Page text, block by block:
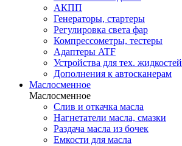
АКПП
Генераторы, стартеры
Регулировка света фар
Компрессометры, тестеры
Адаптеры ATF
Устройства для тех. жидкостей
Дополнения к автосканерам
Маслосменное
Маслосменное
Слив и откачка масла
Нагнетатели масла, смазки
Раздача масла из бочек
Емкости для масла